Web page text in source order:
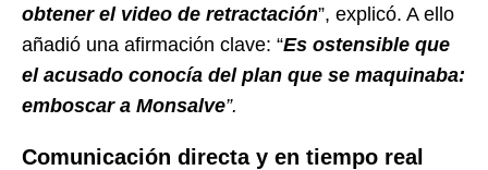
obtener el video de retractación”, explicó. A ello
añadió una afirmación clave: “Es ostensible que
el acusado conocía del plan que se maquinaba:
emboscar a Monsalve”.
Comunicación directa y en tiempo real